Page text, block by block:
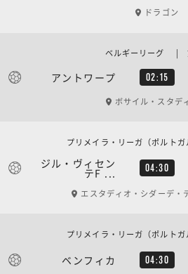
ドラゴン
アントワープ 02:15
ベルギーリーグ |
ボサイル・スタデ
ジル・ヴィセン
テF ... 04:30
プリメイラ・リーガ（ポル
エスタディオ・シダーデ・
ベンフィカ 04:30
プリメイラ・リーガ（ポル